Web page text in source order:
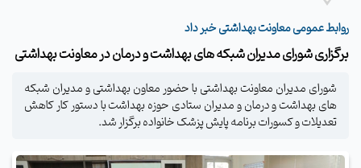
روابط عمومی معاونت بهداشتی خبر داد
برگزاری شورای مدیران شبکه های بهداشت و درمان در معاونت بهداشتی
شورای مدیران معاونت بهداشتی با حضور معاون بهداشتی و مدیران شبکه
های بهداشت و درمان و مدیران ستادی حوزه بهداشت با دستور کار کاهش
تعدیلات و کسورات برنامه پایش پزشک خانواده برگزار شد.